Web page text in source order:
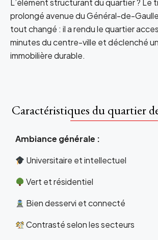
L’élément structurant du quartier ? Le
prolongé avenue du Général-de-
tout changé : il a rendu le quartier
minutes du centre-ville et déclenché
immobilière durable.
Caractéristiques du quartier
Ambiance générale :
Universitaire et intellectuel
Vert et résidentiel
Bien desservi et connecté
Contrasté selon les secteurs